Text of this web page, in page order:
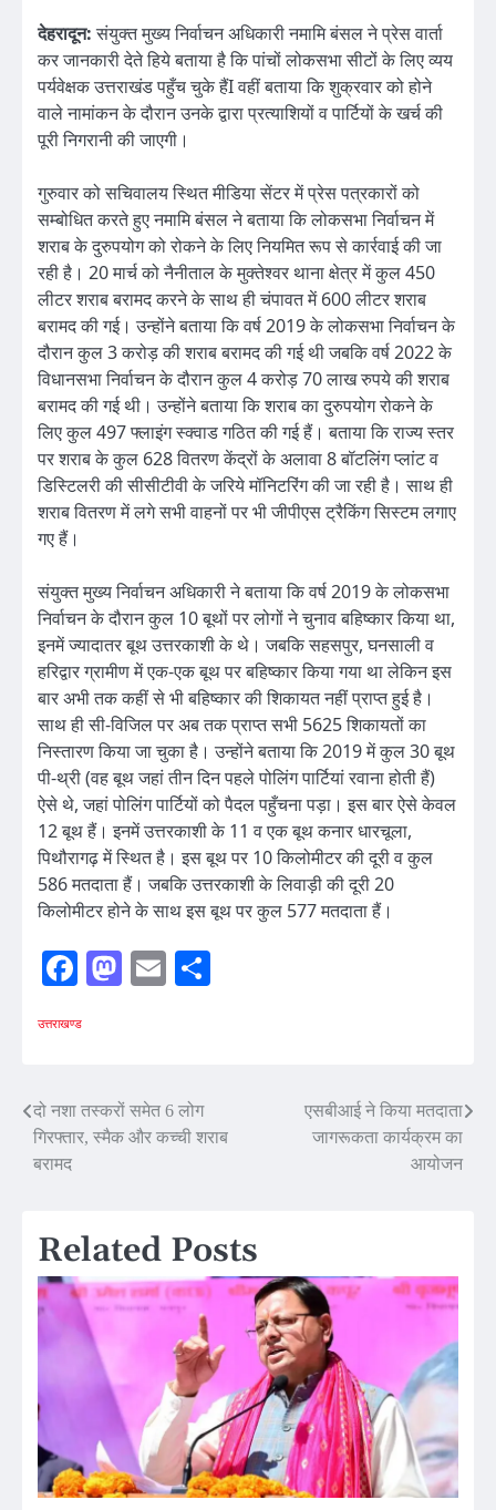
देहरादून:संयुक्त मुख्य निर्वाचन अधिकारी नमामि बंसल ने प्रेस वार्ता
कर जानकारी देते हिये बताया है कि पांचों लोकसभा सीटों के लिए व्यय
पर्यवेक्षक उत्तराखंड पहुँच चुके हैंI वहीं बताया कि शुक्रवार को होने
वाले नामांकन के दौरान उनके द्वारा प्रत्याशियों व पार्टियों के खर्च की
पूरी निगरानी की जाएगी।
गुरुवार को सचिवालय स्थित मीडिया सेंटर में प्रेस पत्रकारों को
सम्बोधित करते हुए नमामि बंसल ने बताया कि लोकसभा निर्वाचन में
शराब के दुरुपयोग को रोकने के लिए नियमित रूप से कार्रवाई की जा
रही है। 20 मार्च को नैनीताल के मुक्तेश्वर थाना क्षेत्र में कुल 450
लीटर शराब बरामद करने के साथ ही चंपावत में 600 लीटर शराब
बरामद की गई। उन्होंने बताया कि वर्ष 2019 के लोकसभा निर्वाचन के
दौरान कुल 3 करोड़ की शराब बरामद की गई थी जबकि वर्ष 2022 के
विधानसभा निर्वाचन के दौरान कुल 4 करोड़ 70 लाख रुपये की शराब
बरामद की गई थी। उन्होंने बताया कि शराब का दुरुपयोग रोकने के
लिए कुल 497 फ्लाइंग स्क्वाड गठित की गई हैं। बताया कि राज्य स्तर
पर शराब के कुल 628 वितरण केंद्रों के अलावा 8 बॉटलिंग प्लांट व
डिस्टिलरी की सीसीटीवी के जरिये मॉनिटरिंग की जा रही है। साथ ही
शराब वितरण में लगे सभी वाहनों पर भी जीपीएस ट्रैकिंग सिस्टम लगाए
गए हैं।
संयुक्त मुख्य निर्वाचन अधिकारी ने बताया कि वर्ष 2019 के लोकसभा
निर्वाचन के दौरान कुल 10 बूथों पर लोगों ने चुनाव बहिष्कार किया था,
इनमें ज्यादातर बूथ उत्तरकाशी के थे। जबकि सहसपुर, घनसाली व
हरिद्वार ग्रामीण में एक-एक बूथ पर बहिष्कार किया गया था लेकिन इस
बार अभी तक कहीं से भी बहिष्कार की शिकायत नहीं प्राप्त हुई है।
साथ ही सी-विजिल पर अब तक प्राप्त सभी 5625 शिकायतों का
निस्तारण किया जा चुका है। उन्होंने बताया कि 2019 में कुल 30 बूथ
पी-थ्री (वह बूथ जहां तीन दिन पहले पोलिंग पार्टियां रवाना होती हैं)
ऐसे थे, जहां पोलिंग पार्टियों को पैदल पहुँचना पड़ा। इस बार ऐसे केवल
12 बूथ हैं। इनमें उत्तरकाशी के 11 व एक बूथ कनार धारचूला,
पिथौरागढ़ में स्थित है। इस बूथ पर 10 किलोमीटर की दूरी व कुल
586 मतदाता हैं। जबकि उत्तरकाशी के लिवाड़ी की दूरी 20
किलोमीटर होने के साथ इस बूथ पर कुल 577 मतदाता हैं।
Facebook
Mastodon
Email
उत्तराखण्ड
Post
navigation
दो नशा तस्करों समेत 6 लोग
गिरफ्तार, स्मैक और कच्ची शराब
बरामद
एसबीआई ने किया मतदाता
जागरूकता कार्यक्रम का
आयोजन
Related Posts